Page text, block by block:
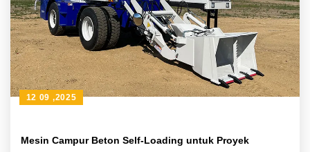
Mesin Campur Beton Self-Loading untuk Proyek
12 09 ,2025